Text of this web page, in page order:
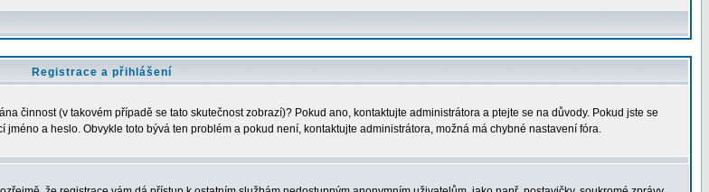
Registrace a přihlášení
činnost (v takovém případě se tato skutečnost zobrazí)? Pokud ano, kontaktujte administrátora a ptejte se na důvody. Pokud jste se
a heslo. Obvykle toto bývá ten problém a pokud není, kontaktujte administrátora, možná má chybné nastavení fóra.